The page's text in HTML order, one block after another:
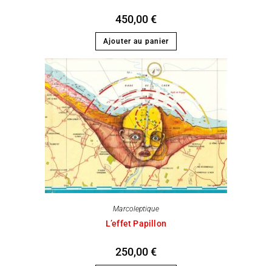
450,00€
Ajouter au panier
Marcoleptique
L’effet Papillon
250,00€